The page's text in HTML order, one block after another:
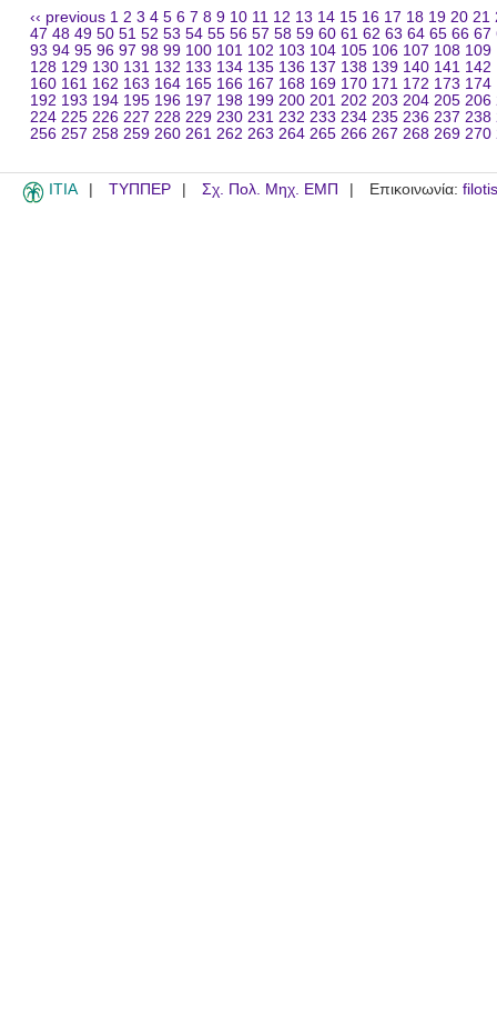
‹‹ previous 1 2 3 4 5 6 7 8 9 10 11 12 13 14 15 16 17 18 19 20 21
47 48 49 50 51 52 53 54 55 56 57 58 59 60 61 62 63 64 65 66 67
93 94 95 96 97 98 99 100 101 102 103 104 105 106 107 108 109
128 129 130 131 132 133 134 135 136 137 138 139 140 141 142
160 161 162 163 164 165 166 167 168 169 170 171 172 173 174
192 193 194 195 196 197 198 199 200 201 202 203 204 205 206
224 225 226 227 228 229 230 231 232 233 234 235 236 237 238
256 257 258 259 260 261 262 263 264 265 266 267 268 269 270
ITIA ΤΥΠΠΕΡ Σχ. Πολ. Μηχ. ΕΜΠ Επικοινωνία: